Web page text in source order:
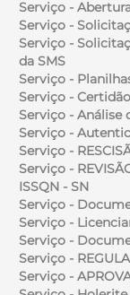
Serviço -
Serviço -
Serviço -
da SMS
Serviço -
Serviço -
Serviço - Análise
Serviço -
Serviço -
Serviço -
ISSQN - SN
Serviço -
Serviço -
Serviço -
Serviço -
Serviço -